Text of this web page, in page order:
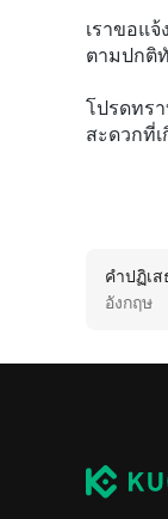
เราขอแ
ตามปกติ
โปรดทร
สะดวกที่
คำปฏิเ
อังกฤษ